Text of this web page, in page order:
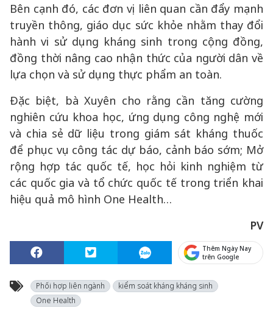
Bên cạnh đó, các đơn vị liên quan cần đẩy mạnh
truyền thông, giáo dục sức khỏe nhằm thay đổi
hành vi sử dụng kháng sinh trong cộng đồng,
đồng thời nâng cao nhận thức của người dân về
lựa chọn và sử dụng thực phẩm an toàn.
Đặc biệt, bà Xuyên cho rằng cần tăng cường
nghiên cứu khoa học, ứng dụng công nghệ mới
và chia sẻ dữ liệu trong giám sát kháng thuốc
để phục vụ công tác dự báo, cảnh báo sớm; Mở
rộng hợp tác quốc tế, học hỏi kinh nghiệm từ
các quốc gia và tổ chức quốc tế trong triển khai
hiệu quả mô hình One Health…
PV
Thêm Ngày Nay
trên Google
Phối hợp liên ngành
kiểm soát kháng kháng sinh
One Health